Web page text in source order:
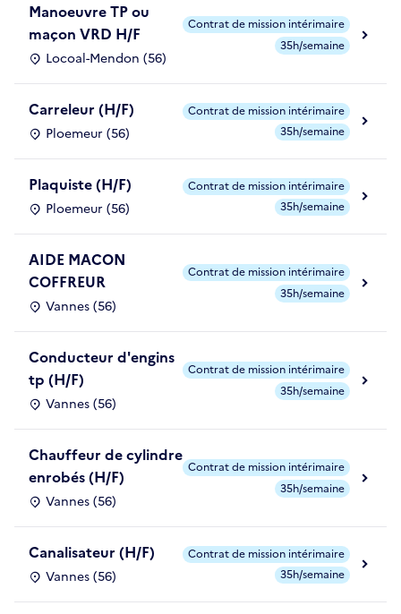
Manoeuvre TP ou
maçon VRD H/F
Locoal-Mendon (56)
Contrat de mission intérimaire
35h/semaine
Carreleur (H/F)
Ploemeur (56)
Contrat de mission intérimaire
35h/semaine
Plaquiste (H/F)
Ploemeur (56)
Contrat de mission intérimaire
35h/semaine
AIDE MACON
COFFREUR
Vannes (56)
Contrat de mission intérimaire
35h/semaine
Conducteur d'engins
tp (H/F)
Vannes (56)
Contrat de mission intérimaire
35h/semaine
Chauffeur de cylindre
enrobés (H/F)
Vannes (56)
Contrat de mission intérimaire
35h/semaine
Canalisateur (H/F)
Vannes (56)
Contrat de mission intérimaire
35h/semaine